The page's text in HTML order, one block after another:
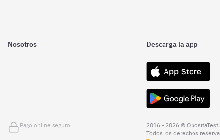
Nosotros Descarga la app
Pago online seguro
2016 - 2026 © OpositaTest.
Todos los derechos